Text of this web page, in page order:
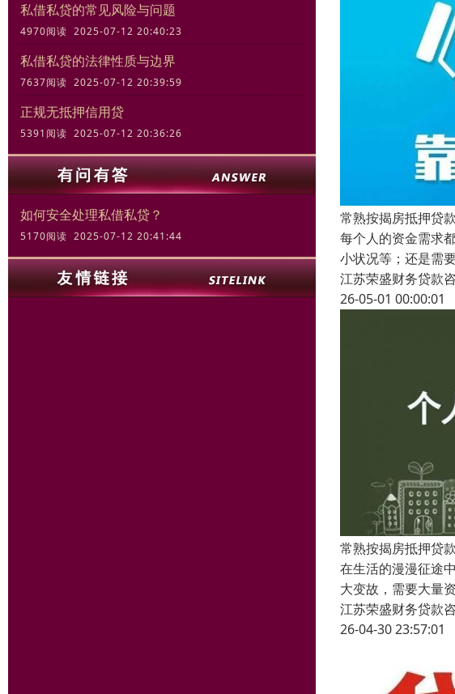
私借私贷的常见风险与问题
4970阅读 2025-07-12 20:40:23
私借私贷的法律性质与边界
7637阅读 2025-07-12 20:39:59
正规无抵押信用贷
5391阅读 2025-07-12 20:36:26
如何安全处理私借私贷？
5170阅读 2025-07-12 20:41:44
常熟按揭房抵押贷
每个人的资金需求
小状况等；还是需
江苏荣盛财务贷款
26-05-01 00:00:01
常熟按揭房抵押贷
在生活的漫漫征途
大变故，需要大量
江苏荣盛财务贷款
26-04-30 23:57:01